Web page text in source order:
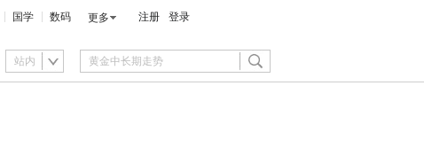
国学 数码 更多 注册 登录
站内